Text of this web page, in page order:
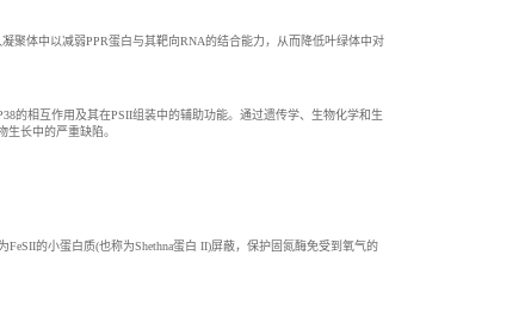
聚体中以减弱PPR蛋白与其靶向RNA的结合能力，从而降低叶绿体中对
的相互作用及其在PSII组装中的辅助功能。通过遗传学、生物化学和生
长中的严重缺陷。
的小蛋白质(也称为Shethna蛋白 II)屏蔽，保护固氮酶免受到氧气的